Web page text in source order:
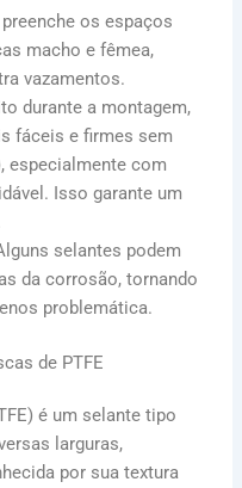
preenche os espaços
macho e fêmea,
vazamentos.
durante a montagem,
fáceis e firmes sem
especialmente com
Isso garante um
selantes podem
da corrosão, tornando
problemática.
de PTFE
é um selante tipo
larguras,
por sua textura